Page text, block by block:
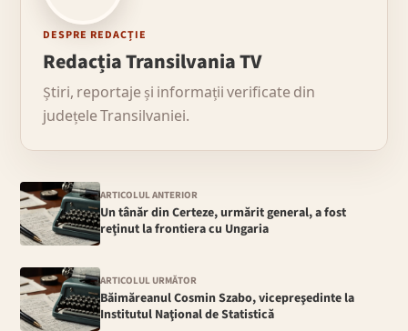
DESPRE REDACȚIE
Redacția Transilvania TV
Știri, reportaje și informații verificate din
județele Transilvaniei.
ARTICOLUL ANTERIOR
Un tânăr din Certeze, urmărit general, a fost
reţinut la frontiera cu Ungaria
ARTICOLUL URMĂTOR
Băimăreanul Cosmin Szabo, vicepreşedinte la
Institutul Naţional de Statistică